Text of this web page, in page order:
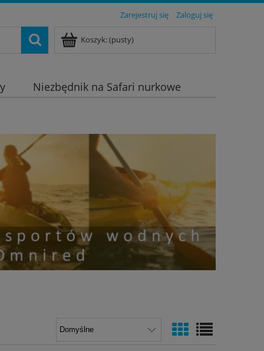
Zarejestruj się Zaloguj się
Koszyk:(pusty)
Niezbędnik na Safari nurkowe